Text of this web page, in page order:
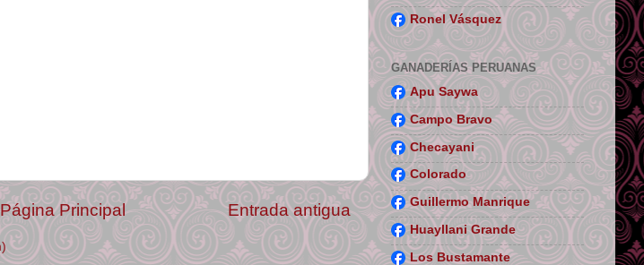
Entrada antigua
Página Principal
Ronel Vásquez
GANADERÍAS PERUANAS
Apu Saywa
Campo Bravo
Checayani
Colorado
Guillermo Manrique
Huayllani Grande
Los Bustamante